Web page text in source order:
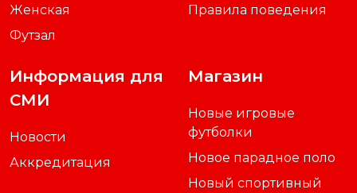
Женская
Футзал
Правила поведения
Информация для
СМИ
Новости
Аккредитация
Магазин
Новые игровые
футболки
Новое парадное поло
Новый спортивный